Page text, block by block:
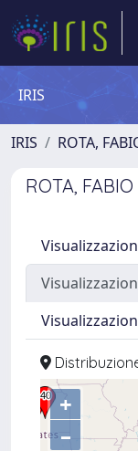
IRIS
IRIS ROTA,
ROTA, FABIO
+
–